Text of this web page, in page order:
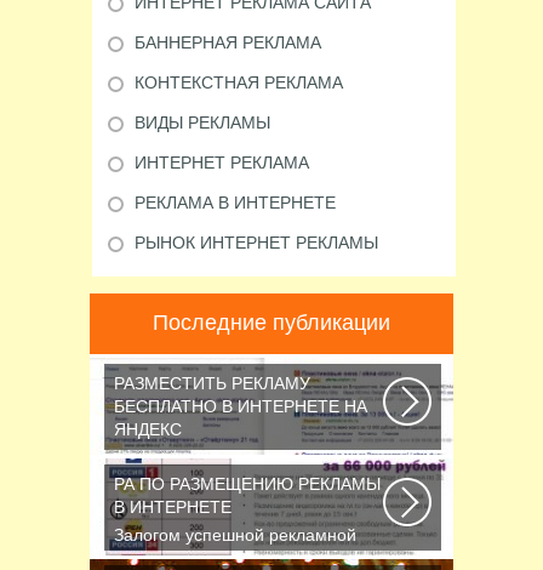
БАННЕРНАЯ РЕКЛАМА
КОНТЕКСТНАЯ РЕКЛАМА
ВИДЫ РЕКЛАМЫ
ИНТЕРНЕТ РЕКЛАМА
РЕКЛАМА В ИНТЕРНЕТЕ
РЫНОК ИНТЕРНЕТ РЕКЛАМЫ
Последние публикации
РАЗМЕСТИТЬ РЕКЛАМУ
БЕСПЛАТНО В ИНТЕРНЕТЕ НА
ЯНДЕКС
Библия по самостоятельной
раскрутке сайта на все случаи
жизни или как продвинуть...
РА ПО РАЗМЕЩЕНИЮ РЕКЛАМЫ
В ИНТЕРНЕТЕ
Залогом успешной рекламной
кампании в интернете является